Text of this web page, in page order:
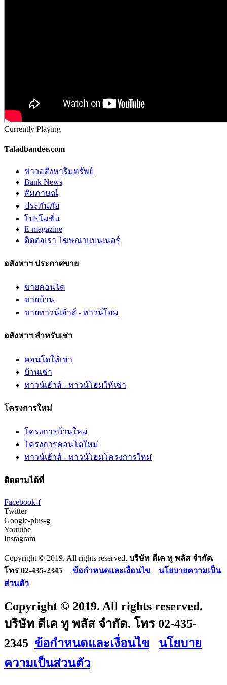
Currently Playing
Taladbandee.com
ข่าวอสังหาริมทรัพย์
Bank News
สัมภาษณ์
ประกันภัย
โปรโมชั่น
E-magazine
ติดต่อเรา โฆษณาแบนเนอร์
อสังหาฯ ประกาศขาย
ขายคอนโด
ขายบ้าน
ขายทาวน์เฮ้าส์ - ทาวน์โฮม
อสังหาฯ สำหรับเช่า
คอนโดให้เช่า
บ้านเช่า
ทาวน์เฮ้าส์ - ทาวน์โฮมให้เช่า
โครงการใหม่
โครงการบ้านใหม่
โครงการคอนโดใหม่
ทาวน์เฮ้าส์ - ทาวน์โฮมโครงการใหม่
ติดตามได้ที่
Facebook-f
Twitter
Google-plus-g
Youtube
Instagram
Copyright © 2019. All rights reserved. บริษัท ดีเค ทู พลัส จำกัด.
โทร 02-435-2345
ข้อกำหนดและเงื่อนไข
นโยบายความเป็น
ส่วนตัว
Copyright © 2019. All rights reserved.
บริษัท ดีเค ทู พลัส จำกัด. โทร 02-435-
2345 ข้อกำหนดและเงื่อนไข
นโยบาย
ความเป็นส่วนตัว